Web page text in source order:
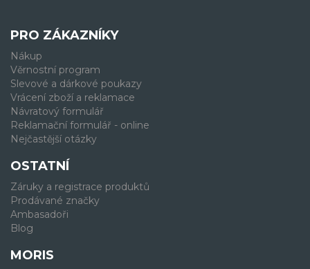
PRO ZÁKAZNÍKY
Nákup
Věrnostní program
Slevové a dárkové poukazy
Vrácení zboží a reklamace
Návratový formulář
Reklamační formulář - online
Nejčastější otázky
OSTATNÍ
Záruky a registrace produktů
Prodávané značky
Ambasadoři
Blog
MORIS